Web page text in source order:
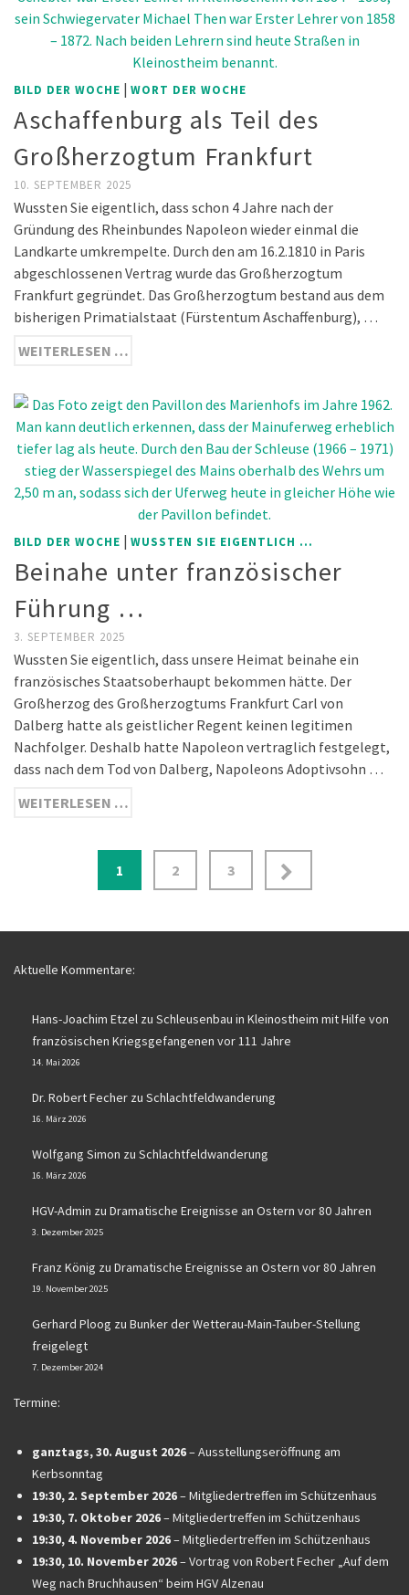
BILD DER WOCHE | WORT DER WOCHE
Aschaffenburg als Teil des
Großherzogtum Frankfurt
10. SEPTEMBER 2025
Wussten Sie eigentlich, dass schon 4 Jahre nach der
Gründung des Rheinbundes Napoleon wieder einmal die
Landkarte umkrempelte. Durch den am 16.2.1810 in Paris
abgeschlossenen Vertrag wurde das Großherzogtum
Frankfurt gegründet. Das Großherzogtum bestand aus dem
bisherigen Primatialstaat (Fürstentum Aschaffenburg), …
WEITERLESEN …
BILD DER WOCHE | WUSSTEN SIE EIGENTLICH ...
Beinahe unter französischer
Führung …
3. SEPTEMBER 2025
Wussten Sie eigentlich, dass unsere Heimat beinahe ein
französisches Staatsoberhaupt bekommen hätte. Der
Großherzog des Großherzogtums Frankfurt Carl von
Dalberg hatte als geistlicher Regent keinen legitimen
Nachfolger. Deshalb hatte Napoleon vertraglich festgelegt,
dass nach dem Tod von Dalberg, Napoleons Adoptivsohn …
WEITERLESEN …
Seitennummerierung
Beiträge
1 2 3
Aktuelle Kommentare:
Hans-Joachim Etzel zu Schleusenbau in Kleinostheim mit Hilfe von
französischen Kriegsgefangenen vor 111 Jahre
14. Mai 2026
Dr. Robert Fecher zu Schlachtfeldwanderung
16. März 2026
Wolfgang Simon zu Schlachtfeldwanderung
16. März 2026
HGV-Admin zu Dramatische Ereignisse an Ostern vor 80 Jahren
3. Dezember 2025
Franz König zu Dramatische Ereignisse an Ostern vor 80 Jahren
19. November 2025
Gerhard Ploog zu Bunker der Wetterau-Main-Tauber-Stellung
freigelegt
7. Dezember 2024
Termine:
ganztags,30. August 2026–Ausstellungseröffnung am
Kerbsonntag
19:30, 2. September 2026–Mitgliedertreffen im Schützenhaus
19:30, 7. Oktober 2026–Mitgliedertreffen im Schützenhaus
19:30, 4. November 2026–Mitgliedertreffen im Schützenhaus
19:30, 10. November 2026–Vortrag von Robert Fecher „Auf dem
Weg nach Bruchhausen“ beim HGV Alzenau